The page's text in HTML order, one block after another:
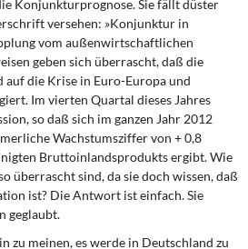
Moderne
Konjunkturprognose. Sie fällt düster
versehen: »Konjunktur in
vom außenwirtschaftlichen
geben sich überrascht, daß die
die Krise in Euro-Europa und
Im vierten Quartal dieses Jahres
so daß sich im ganzen Jahr 2012
Wachstumsziffer von + 0,8
Bruttoinlandsprodukts ergibt. Wie
überrascht sind, da sie doch wissen, daß
ist? Die Antwort ist einfach. Sie
geglaubt.
zu meinen, es werde in Deutschland zu